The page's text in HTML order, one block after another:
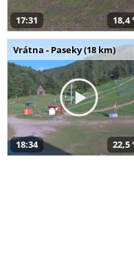
17:31 18,4
Vrátna - Paseky (18 km)
18:34 22,5